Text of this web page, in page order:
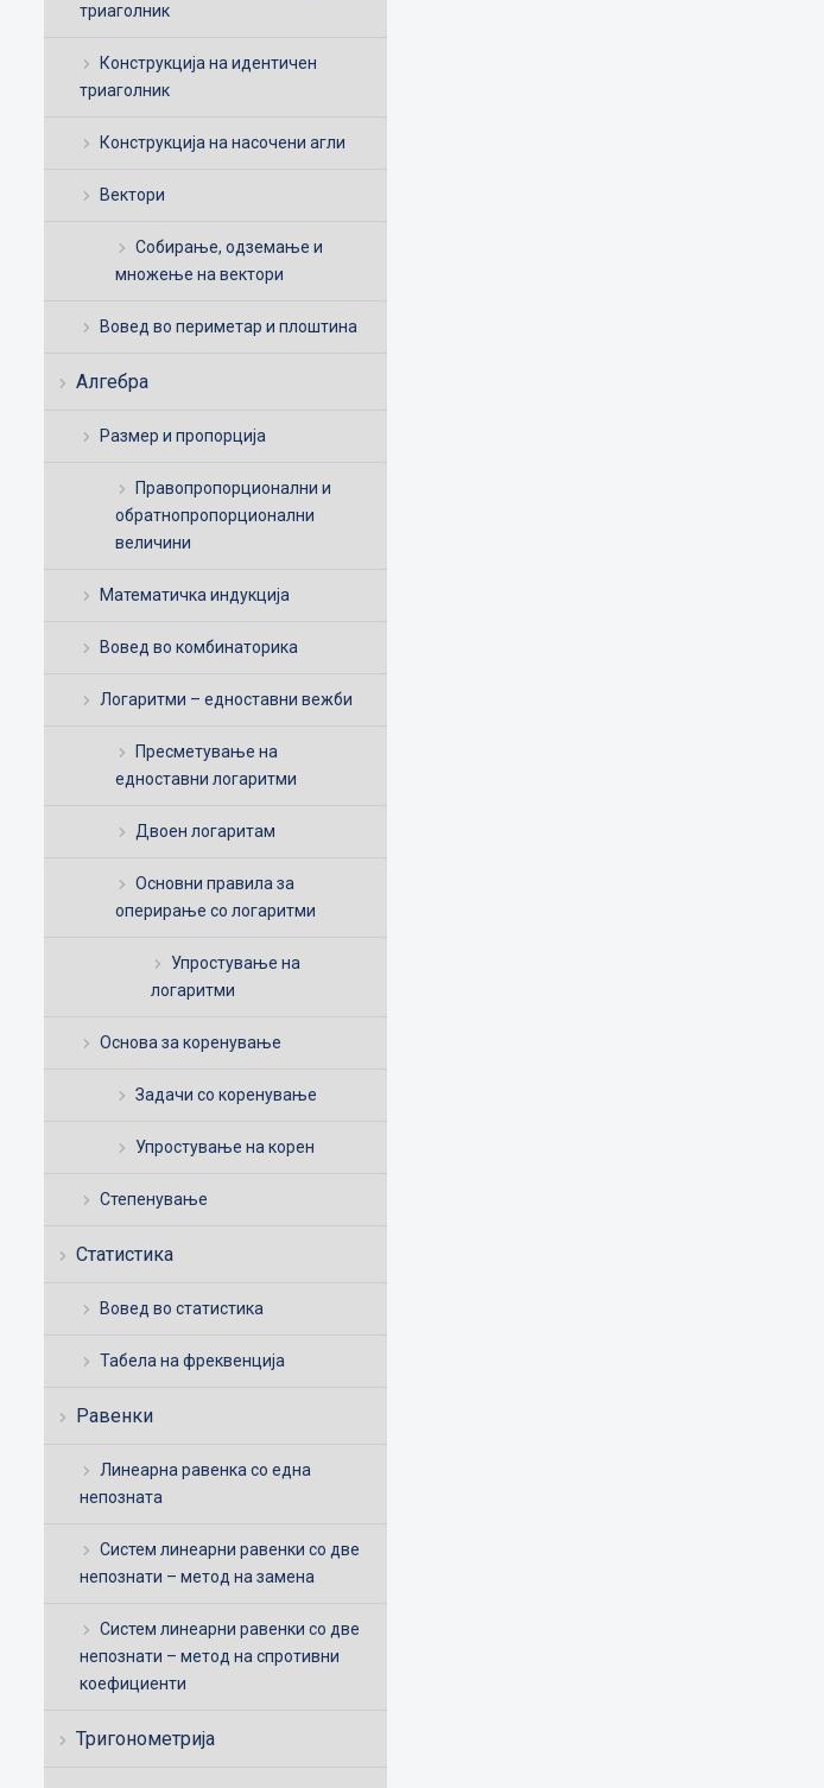
триаголник
Конструкција на идентичен
триаголник
Конструкција на насочени агли
Вектори
Собирање, одземање и
множење на вектори
Вовед во периметар и плоштина
Алгебра
Размер и пропорција
Правопропорционални и
обратнопропорционални
величини
Математичка индукција
Вовед во комбинаторика
Логаритми – едноставни вежби
Пресметување на
едноставни логаритми
Двоен логаритам
Основни правила за
оперирање со логаритми
Упростување на
логаритми
Основа за коренување
Задачи со коренување
Упростување на корен
Степенување
Статистика
Вовед во статистика
Табела на фреквенција
Равенки
Линеарна равенка со една
непозната
Систем линеарни равенки со две
непознати – метод на замена
Систем линеарни равенки со две
непознати – метод на спротивни
коефициенти
Тригонометрија